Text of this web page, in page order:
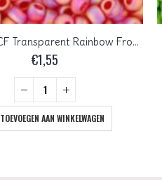
TR-11-0165CF Transparent Rainbow Frosted Ruby
€1,55
TOEVOEGEN AAN WINKELWAGEN